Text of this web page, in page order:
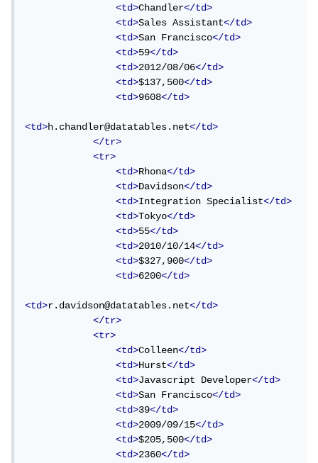
<td>Chandler</td>
<td>Sales Assistant</td>
<td>San Francisco</td>
<td>59</td>
<td>2012/08/06</td>
<td>$137,500</td>
<td>9608</td>
<td>h.chandler@datatables.net</td>
</tr>
<tr>
<td>Rhona</td>
<td>Davidson</td>
<td>Integration Specialist</td>
<td>Tokyo</td>
<td>55</td>
<td>2010/10/14</td>
<td>$327,900</td>
<td>6200</td>
<td>r.davidson@datatables.net</td>
</tr>
<tr>
<td>Colleen</td>
<td>Hurst</td>
<td>Javascript Developer</td>
<td>San Francisco</td>
<td>39</td>
<td>2009/09/15</td>
<td>$205,500</td>
<td>2360</td>